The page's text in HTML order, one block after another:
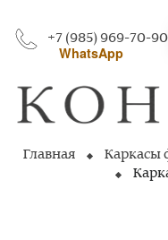
+7 (985) 969-70-90
WhatsApp
Главная Каркасы